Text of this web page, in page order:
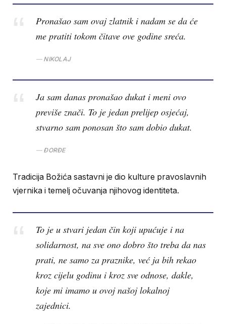
Pronašao sam ovaj zlatnik i nadam se da će
me pratiti tokom čitave ove godine sreća.
NIKOLAJ
Ja sam danas pronašao dukat i meni ovo
previše znači. To je jedan prelijep osjećaj,
stvarno sam ponosan što sam dobio dukat.
ĐORĐE
Tradicija Božića sastavni je dio kulture pravoslavnih
vjernika i temelj očuvanja njihovog identiteta.
To je u stvari jedan čin koji upućuje i na
solidarnost, na sve ono dobro što treba da nas
prati, ne samo za praznike, već ja bih rekao
kroz cijelu godinu i kroz sve odnose, dakle,
koje mi imamo u ovoj našoj lokalnoj
zajednici.